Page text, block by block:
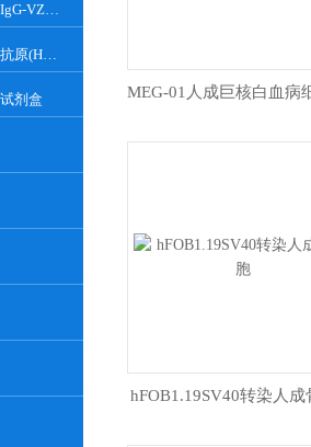
水痘带状疱疹病毒IgG-VZV Elisa检测试剂盒
乙型肝炎病毒表面抗原(HBsAg)试剂盒
剂盒
hFOB1.19SV40转染人成